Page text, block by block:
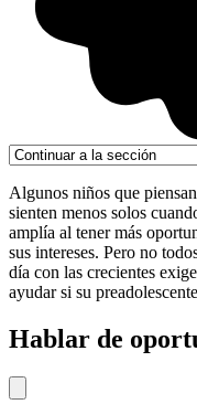
Algunos niños que
sienten menos solos
amplía al tener más
sus intereses. Pero no
día con las crecientes
ayudar si su
Hablar de